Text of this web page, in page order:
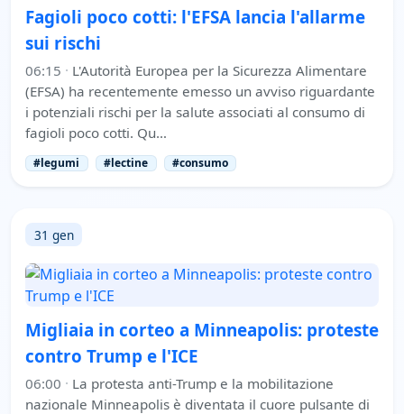
Fagioli poco cotti: l'EFSA lancia l'allarme
sui rischi
06:15 · L'Autorità Europea per la Sicurezza Alimentare
(EFSA) ha recentemente emesso un avviso riguardante
i potenziali rischi per la salute associati al consumo di
fagioli poco cotti. Qu…
#legumi #lectine #consumo
31 gen
Migliaia in corteo a Minneapolis: proteste
contro Trump e l'ICE
06:00 · La protesta anti-Trump e la mobilitazione
nazionale Minneapolis è diventata il cuore pulsante di